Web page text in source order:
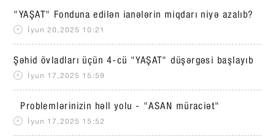
"YAŞAT" Fonduna edilən ianələrin miqdarı niyə azalıb?
İyun 20,2025 10:21
Şəhid övladları üçün 4-cü "YAŞAT" düşərgəsi başlayıb
İyun 17,2025 15:59
Problemlərinizin həll yolu - "ASAN müraciət"
İyun 17,2025 15:52